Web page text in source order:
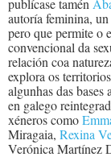
publícase tamén
autoría feminina,
pero que permite o
convencional da
relación coa
explora os
algunhas das
en galego
xéneros como
Miragaia, Rexina
Verónica Martínez